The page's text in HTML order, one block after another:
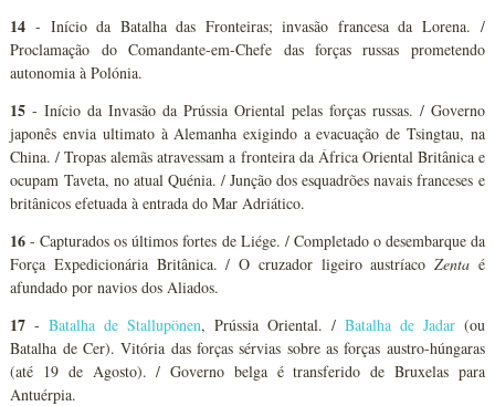
14 - Início da Batalha das Fronteiras; invasão francesa da Lorena. /
Proclamação do Comandante-em-Chefe das forças russas prometendo
autonomia à Polónia.
15 - Início da Invasão da Prússia Oriental pelas forças russas. / Governo
japonês envia ultimato à Alemanha exigindo a evacuação de Tsingtau, na
China. / Tropas alemãs atravessam a fronteira da África Oriental Britânica e
ocupam Taveta, no atual Quénia. / Junção dos esquadrões navais franceses e
britânicos efetuada à entrada do Mar Adriático.
16 - Capturados os últimos fortes de Liége. / Completado o desembarque da
Força Expedicionária Britânica. / O cruzador ligeiro austríaco Zentaé
afundado por navios dos Aliados.
17 -Batalha de Stallupönen, Prússia Oriental. / Batalha de Jadar(ou
Batalha de Cer). Vitória das forças sérvias sobre as forças austro-húngaras
(até 19 de Agosto). / Governo belga é transferido de Bruxelas para
Antuérpia.